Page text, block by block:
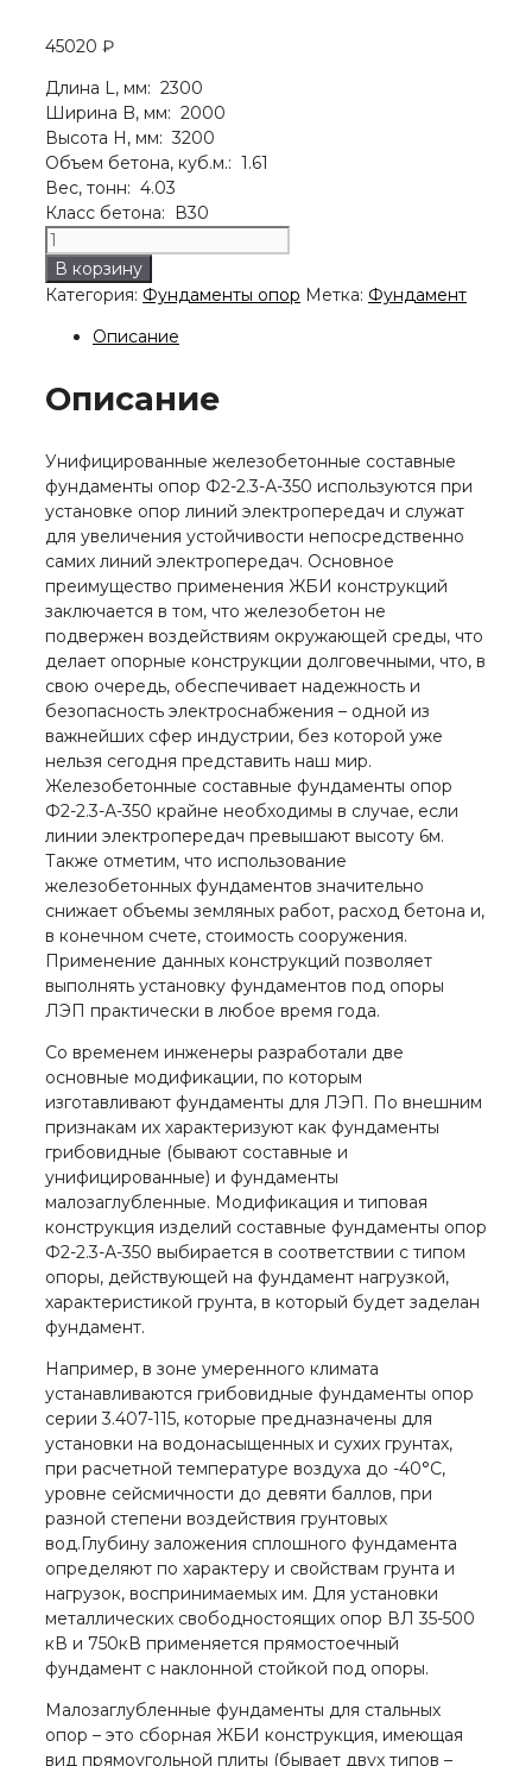
45020 ₽
Длина L, мм: 2300
Ширина B, мм: 2000
Высота H, мм: 3200
Объем бетона, куб.м.: 1.61
Вес, тонн: 4.03
Класс бетона: В30
Количество
товара
Фундамент
В корзину
Категория: Фундаменты опор Метка: Фундамент
Описание
Описание
Унифицированные железобетонные составные
фундаменты опор Ф2-2.3-А-350 используются при
установке опор линий электропередач и служат
для увеличения устойчивости непосредственно
самих линий электропередач. Основное
преимущество применения ЖБИ конструкций
заключается в том, что железобетон не
подвержен воздействиям окружающей среды, что
делает опорные конструкции долговечными, что, в
свою очередь, обеспечивает надежность и
безопасность электроснабжения – одной из
важнейших сфер индустрии, без которой уже
нельзя сегодня представить наш мир.
Железобетонные составные фундаменты опор
Ф2-2.3-А-350 крайне необходимы в случае, если
линии электропередач превышают высоту 6м.
Также отметим, что использование
железобетонных фундаментов значительно
снижает объемы земляных работ, расход бетона и,
в конечном счете, стоимость сооружения.
Применение данных конструкций позволяет
выполнять установку фундаментов под опоры
ЛЭП практически в любое время года.
Со временем инженеры разработали две
основные модификации, по которым
изготавливают фундаменты для ЛЭП. По внешним
признакам их характеризуют как фундаменты
грибовидные (бывают составные и
унифицированные) и фундаменты
малозаглубленные. Модификация и типовая
конструкция изделий составные фундаменты опор
Ф2-2.3-А-350 выбирается в соответствии с типом
опоры, действующей на фундамент нагрузкой,
характеристикой грунта, в который будет заделан
фундамент.
Например, в зоне умеренного климата
устанавливаются грибовидные фундаменты опор
серии 3.407-115, которые предназначены для
установки на водонасыщенных и сухих грунтах,
при расчетной температуре воздуха до -40°C,
уровне сейсмичности до девяти баллов, при
разной степени воздействия грунтовых
вод.Глубину заложения сплошного фундамента
определяют по характеру и свойствам грунта и
нагрузок, воспринимаемых им. Для установки
металлических свободностоящих опор ВЛ 35-500
кВ и 750кВ применяется прямостоечный
фундамент с наклонной стойкой под опоры.
Малозаглубленные фундаменты для стальных
опор – это сборная ЖБИ конструкция, имеющая
вид прямоугольной плиты (бывает двух типов –